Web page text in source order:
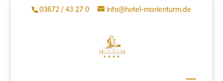
03672 / 43 27 0 info@hotel-marienturm.de